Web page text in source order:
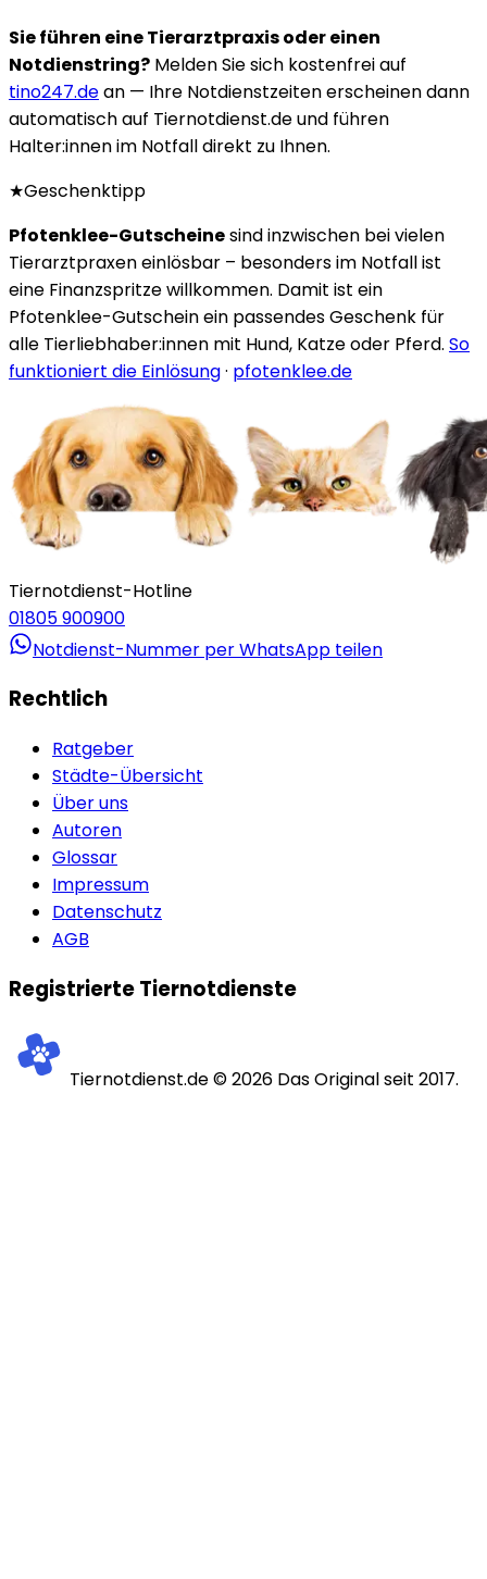
Sie führen eine Tierarztpraxis oder einen
Notdienstring? Melden Sie sich kostenfrei auf
tino247.dean — Ihre Notdienstzeiten erscheinen dann
automatisch auf Tiernotdienst.de und führen
Halter:innen im Notfall direkt zu Ihnen.
★Geschenktipp
Pfotenklee-Gutscheinesind inzwischen bei vielen
Tierarztpraxen einlösbar – besonders im Notfall ist
eine Finanzspritze willkommen. Damit ist ein
Pfotenklee-Gutschein ein passendes Geschenk für
alle Tierliebhaber:innen mit Hund, Katze oder Pferd. So
funktioniert die Einlösung· pfotenklee.de
Tiernotdienst-Hotline
01805 900900
Notdienst-Nummer per WhatsApp teilen
Rechtlich
Ratgeber
Städte-Übersicht
Über uns
Autoren
Glossar
Impressum
Datenschutz
AGB
Registrierte Tiernotdienste
Tiernotdienst.de ©2026 Das Original seit 2017.